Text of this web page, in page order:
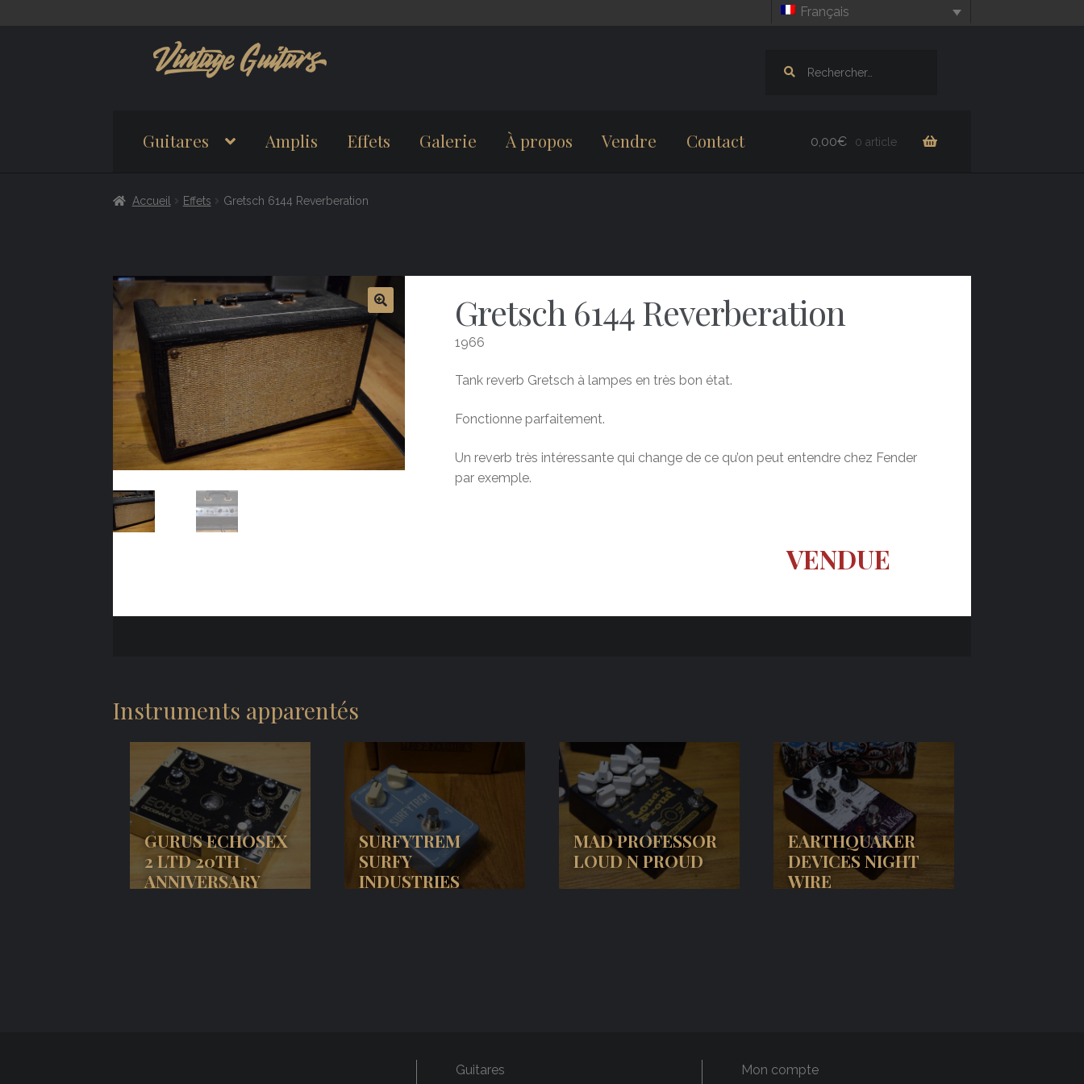
Français
la
au
contenu
Guitares Amplis Effets Galerie À propos Vendre Contact 0,00€ 0 article
Accueil Effets Gretsch 6144 Reverberation
Gretsch 6144 Reverberation
1966
Tank reverb Gretsch à lampes en très bon état.
Fonctionne parfaitement.
Un reverb très intéressante qui change de ce qu’on peut entendre chez Fender
par exemple.
VENDUE
Instruments apparentés
GURUS ECHOSEX
2 LTD 20TH
ANNIVERSARY
SURFYTREM
SURFY
INDUSTRIES
MAD PROFESSOR
LOUD N PROUD
EARTHQUAKER
DEVICES NIGHT
WIRE
Guitares
Mon compte